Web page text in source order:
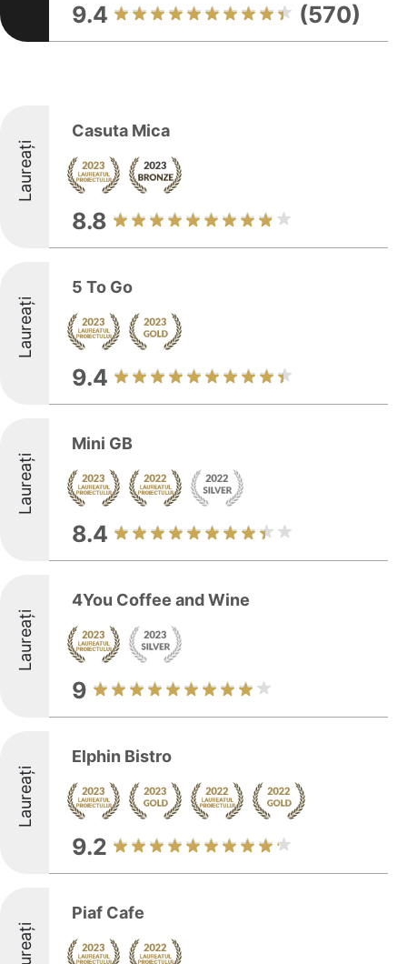
9.4 (570)
Laureați
Casuta Mica
8.8
Laureați
5 To Go
9.4
Laureați
Mini GB
8.4
Laureați
4You Coffee and Wine
9
Laureați
Elphin Bistro
9.2
Piaf Cafe